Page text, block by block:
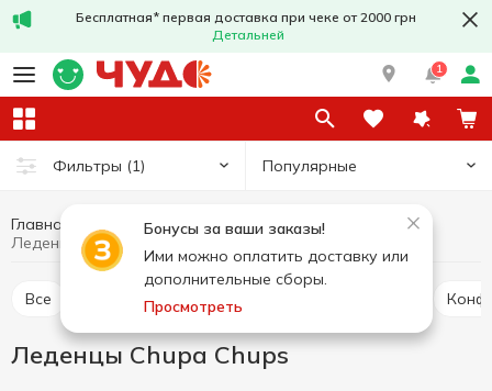
Бесплатная* первая доставка при чеке от 2000 грн
Детальней
1
Фильтры (1) Популярные
Бонусы за ваши заказы!
Ими можно оплатить доставку или
дополнительные сборы.
Просмотреть
Главная Сладости Конфеты
Леденцы
Леденцы Chupa Chups
Все Конфеты весовые
Леденцы Chupa Chups